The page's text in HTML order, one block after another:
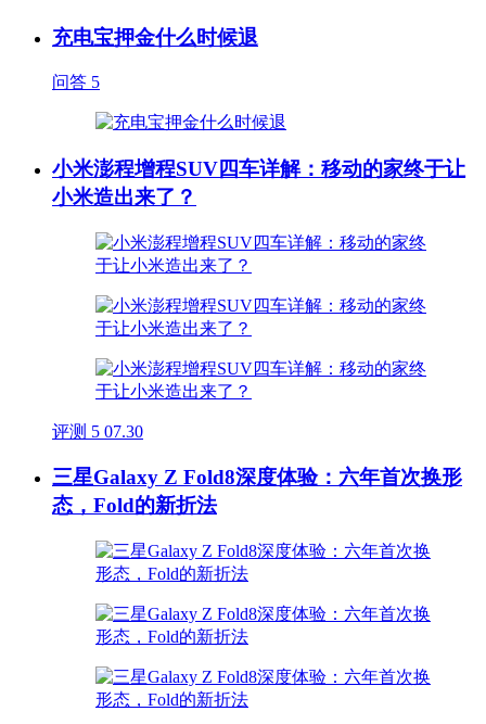
充电宝押金什么时候退
问答 5
小米澎程增程SUV四车详解：移动的家终于让
小米造出来了？
评测 5 07.30
三星Galaxy Z Fold8深度体验：六年首次换形
态，Fold的新折法